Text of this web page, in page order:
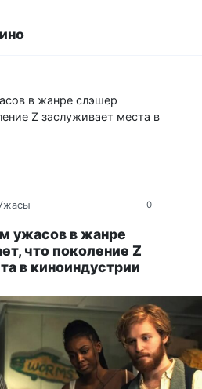
в жанре слэшер
Z заслуживает места в
0
ужасов в жанре
что поколение Z
в киноиндустрии